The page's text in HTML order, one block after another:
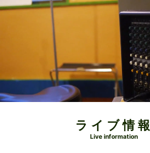
ライブ情報
Live information